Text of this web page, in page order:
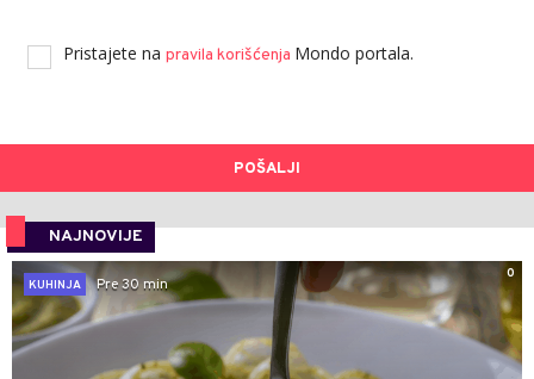
Pristajete na pravila korišćenja Mondo portala.
POŠALJI
NAJNOVIJE
0
KUHINJA
Pre 30 min